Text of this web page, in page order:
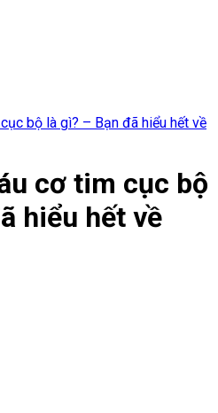
bộ là gì? – Bạn đã hiểu hết về
cơ tim cục bộ
hiểu hết về